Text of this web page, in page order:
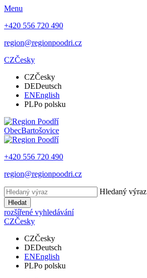
Menu
+420 556 720 490
region@regionpoodri.cz
CZČesky
CZČesky
DEDeutsch
ENEnglish
PLPo polsku
ObecBartošovice
+420 556 720 490
region@regionpoodri.cz
Hledaný výraz
Hledat
rozšířené vyhledávání
CZČesky
CZČesky
DEDeutsch
ENEnglish
PLPo polsku